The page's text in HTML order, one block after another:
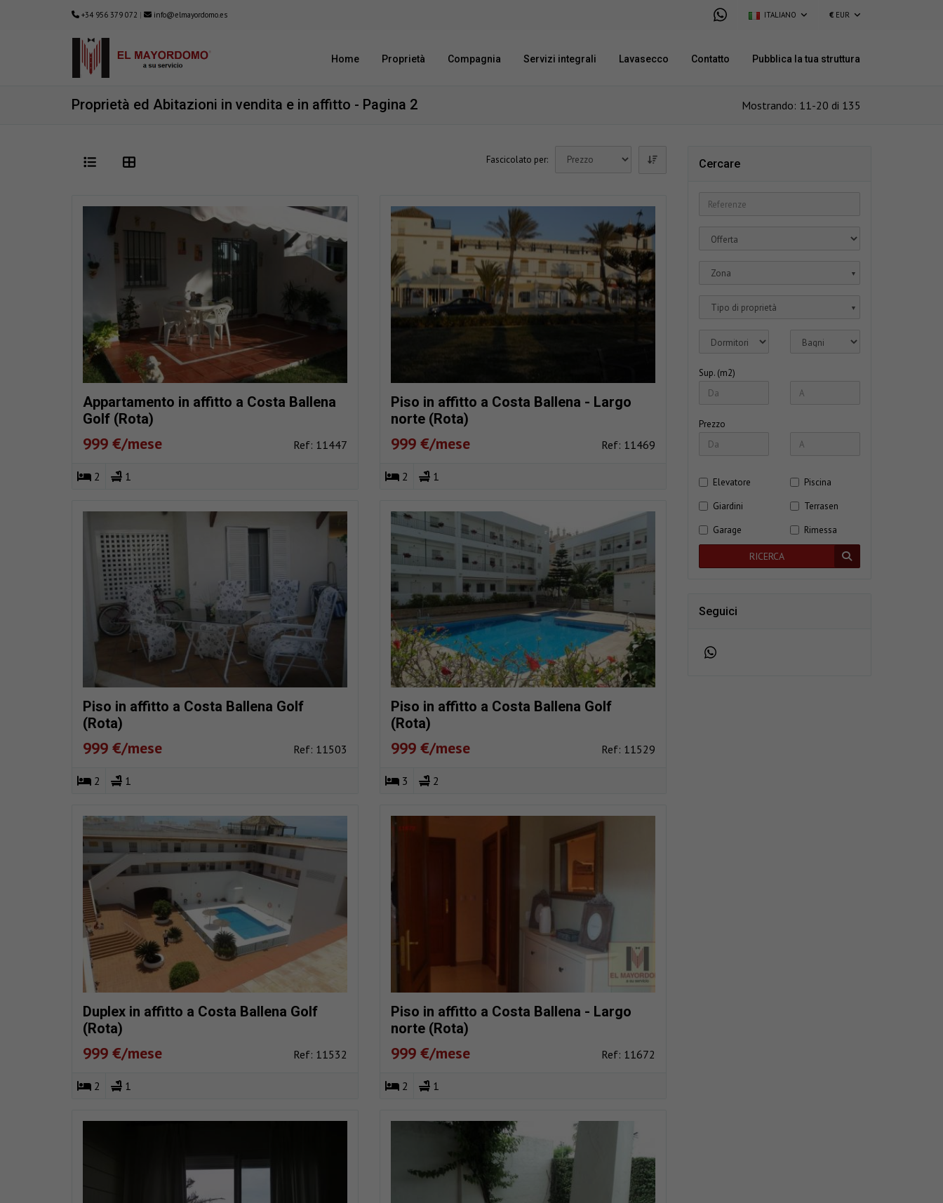
+34 956 379 072 | info@elmayordomo.es ITALIANO € EUR
Home Proprietà Compagnia Servizi integrali Lavasecco Contatto Pubblica la tua struttura
Proprietà ed Abitazioni in vendita e in affitto - Pagina 2 Mostrando: 11-20 di 135
Fascicolato per:
Appartamento in affitto a Costa Ballena
Golf (Rota)
999 €/mese Ref: 11447
2 1
Piso in affitto a Costa Ballena - Largo
norte (Rota)
999 €/mese Ref: 11469
2 1
Piso in affitto a Costa Ballena Golf
(Rota)
999 €/mese Ref: 11503
2 1
Piso in affitto a Costa Ballena Golf
(Rota)
999 €/mese Ref: 11529
3 2
Duplex in affitto a Costa Ballena Golf
(Rota)
999 €/mese Ref: 11532
2 1
Piso in affitto a Costa Ballena - Largo
norte (Rota)
999 €/mese Ref: 11672
2 1
Cercare
Zona ▼
Tipo di proprietà ▼
Sup. (m2)
Prezzo
Elevatore
Piscina
Giardini
Terrasen
Garage
Rimessa
RICERCA
Seguici